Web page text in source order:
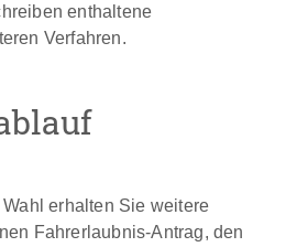
enthaltene
Verfahren.
Wahl erhalten Sie weitere
Fahrerlaubnis-Antrag, den